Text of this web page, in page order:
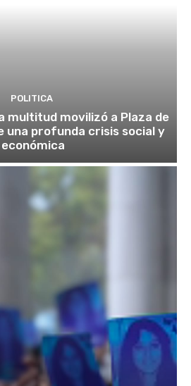
POLITICA
multitud movilizó a Plaza de
una profunda crisis social y
económica